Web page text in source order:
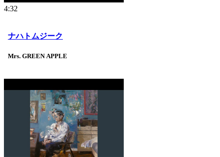
4:32
ナハトムジーク
Mrs. GREEN APPLE